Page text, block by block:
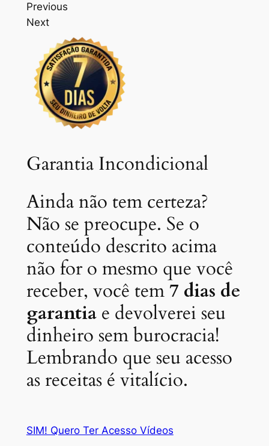
Previous
Next
Garantia Incondicional
Ainda não tem certeza?
Não se preocupe. Se o
conteúdo descrito acima
não for o mesmo que você
receber, você tem 7 dias de
garantiae devolverei seu
dinheiro sem burocracia!
Lembrando que seu acesso
as receitas é vitalício.
SIM! Quero Ter Acesso Vídeos